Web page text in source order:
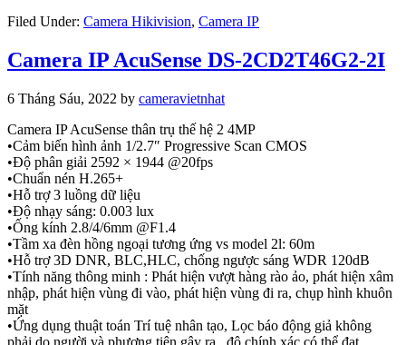
Filed Under: Camera Hikivision, Camera IP
Camera IP AcuSense DS-2CD2T46G2-2I
6 Tháng Sáu, 2022 by cameravietnhat
Camera IP AcuSense thân trụ thế hệ 2 4MP
•Cảm biến hình ảnh 1/2.7″ Progressive Scan CMOS
•Độ phân giải 2592 × 1944 @20fps
•Chuẩn nén H.265+
•Hỗ trợ 3 luồng dữ liệu
•Độ nhạy sáng: 0.003 lux
•Ống kính 2.8/4/6mm @F1.4
•Tầm xa đèn hồng ngoại tương ứng vs model 2l: 60m
•Hỗ trợ 3D DNR, BLC,HLC, chống ngược sáng WDR 120dB
•Tính năng thông minh : Phát hiện vượt hàng rào ảo, phát hiện xâm
nhập, phát hiện vùng đi vào, phát hiện vùng đi ra, chụp hình khuôn
mặt
•Ứng dụng thuật toán Trí tuệ nhân tạo, Lọc báo động giả không
phải do người và phương tiện gây ra , độ chính xác có thể đạt